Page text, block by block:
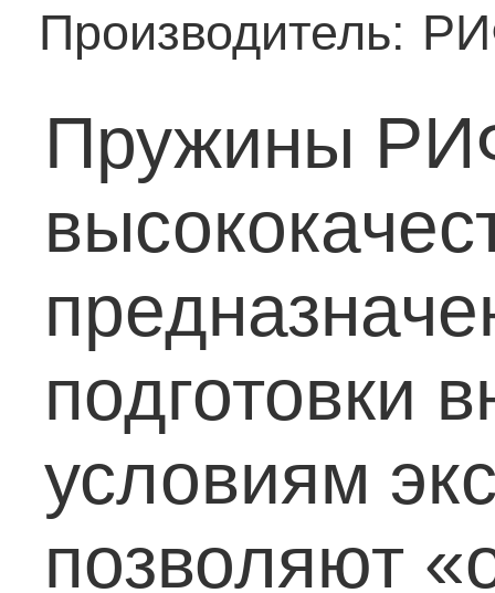
Производитель:
Пружины
подготовки
условиям
позволяют